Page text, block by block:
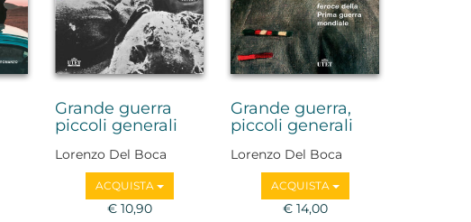
Grande guerra
piccoli generali
Lorenzo Del Boca
ACQUISTA
€ 10,90
Grande guerra,
piccoli generali
Lorenzo Del Boca
ACQUISTA
€ 14,00